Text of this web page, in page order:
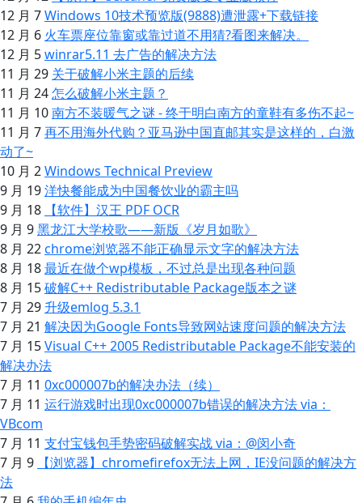
12 月 7Windows 10技术预览版(9888)遭泄露+下载链接
12 月 6 火车票座位靠窗或靠过道不用猜?看图来解决。
12 月 5winrar5.11 去广告的解决方法
11 月 29 关于破解小米主题的后续
11 月 24怎么破解小米主题？
11 月 10南方不装暖气之谜 - 终于明白南方的童鞋有多伤不起~
11 月 7再不用海外代购？亚马逊中国直邮其实是这样的，白激
动了~
10 月 2Windows Technical Preview
9 月 19洋快餐能成为中国餐饮业的霸主吗
9 月 18
【软件】汉王 PDF OCR
9 月 9黑龙江大学校歌——新版《岁月如歌》
8 月 22chrome浏览器不能正确显示文字的解决方法
8 月 18最近在做个wp模板，不过总是出现各种问题
8 月 15破解C++ Redistributable Package版本之谜
7 月 29 升级emlog 5.3.1
7 月 21 解决因为Google Fonts导致网站速度问题的解决方法
7 月 15Visual C++ 2005 Redistributable Package不能安装的
解决办法
7 月 11 0xc000007b的解决办法（续）
7 月 11 运行游戏时出现0xc000007b错误的解决方法 via：
VBcom
7 月 11 支付宝钱包手势密码破解实战 via：@闵小奇
7 月 9
【浏览器】chromefirefox无法上网，IE没问题的解决方
法